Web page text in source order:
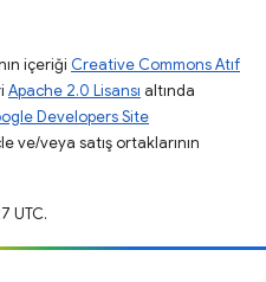
içeriği Creative Commons Atıf
Apache 2.0 Lisansı altında
Developers Site
ve/veya satış ortaklarının
UTC.